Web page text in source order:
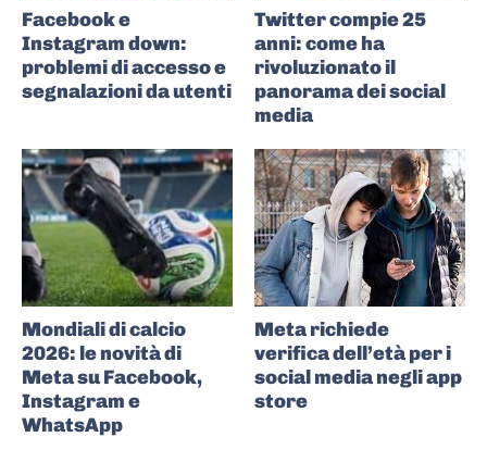
Facebook e
Instagram down:
problemi di accesso e
segnalazioni da utenti
Twitter compie 25
anni: come ha
rivoluzionato il
panorama dei social
media
Mondiali di calcio
2026: le novità di
Meta su Facebook,
Instagram e
WhatsApp
Meta richiede
verifica dell’età per i
social media negli app
store